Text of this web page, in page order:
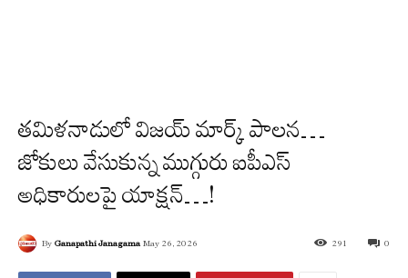
త‌మిళనాడులో విజయ్ మార్క్ పాలన…
జోకులు వేసుకున్న ముగ్గురు ఐపీఎస్
అధికారులపై యాక్షన్…!
By Ganapathi Janagama May 26, 2026 0
291